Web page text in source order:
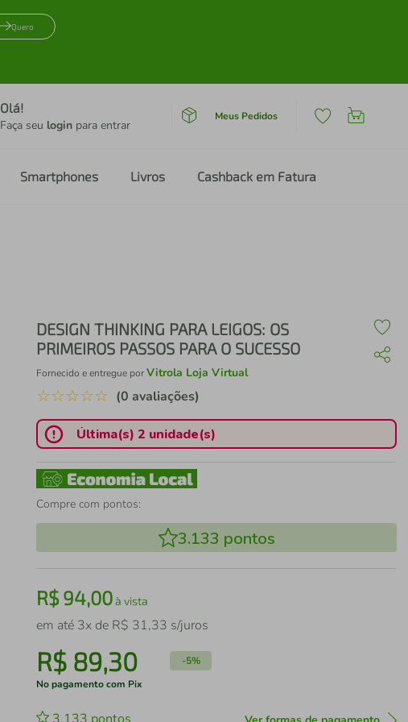
Quero
Olá!
Faça seu login para entrar
Meus Pedidos
Smartphones Livros Cashback em Fatura
DESIGN THINKING PARA LEIGOS: OS
PRIMEIROS PASSOS PARA O SUCESSO
Fornecido e entregue porVitrola Loja Virtual
☆☆☆☆☆ (0 avaliações)
Última(s) 2 unidade(s)
Compre com pontos:
3.133 pontos
R$94,00à vista
em até 3x de R$ 31,33 s/juros
R$ 89,30 -5%
No pagamento com Pix